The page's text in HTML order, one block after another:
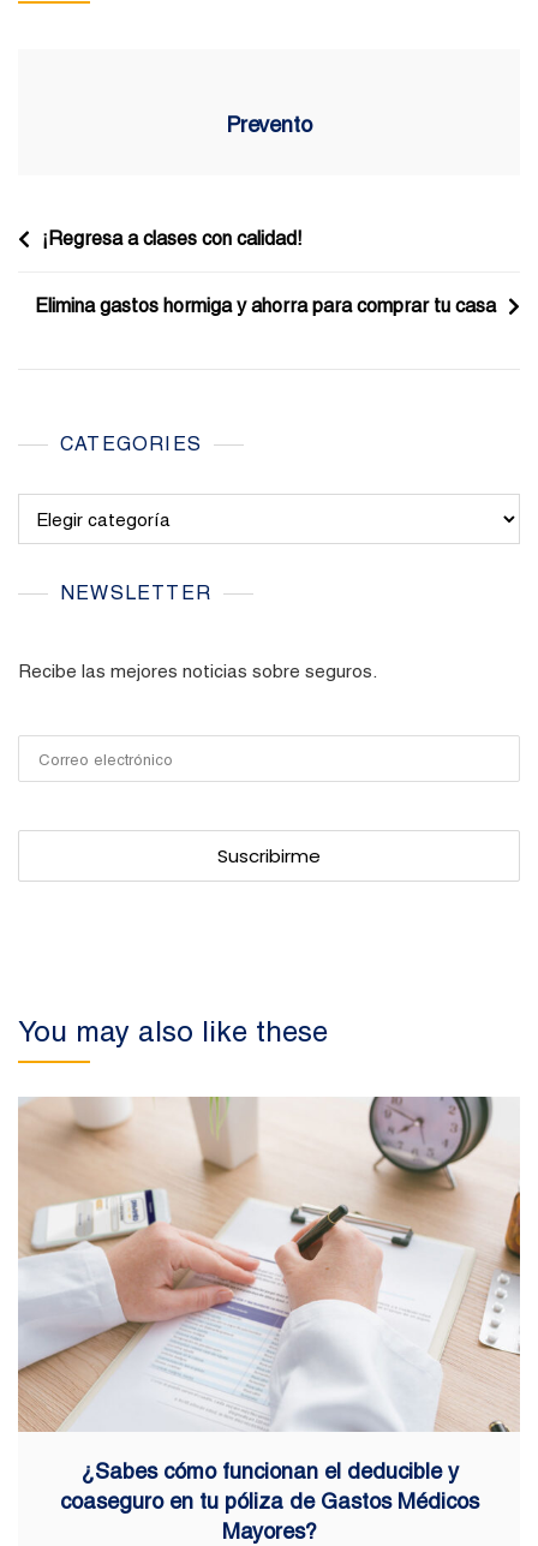
Prevento
Navegación
entradas
¡Regresa a clases con calidad!
Elimina gastos hormiga y ahorra para comprar tu casa
CATEGORIES
NEWSLETTER
Recibe las mejores noticias sobre seguros.
You may also like these
¿Sabes cómo funcionan el deducible y
coaseguro en tu póliza de Gastos Médicos
Mayores?